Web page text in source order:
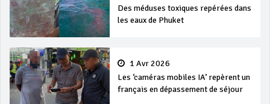
Des méduses toxiques repérées dans
les eaux de Phuket
1 Avr 2026
Les ‘caméras mobiles IA’ repèrent un
français en dépassement de séjour